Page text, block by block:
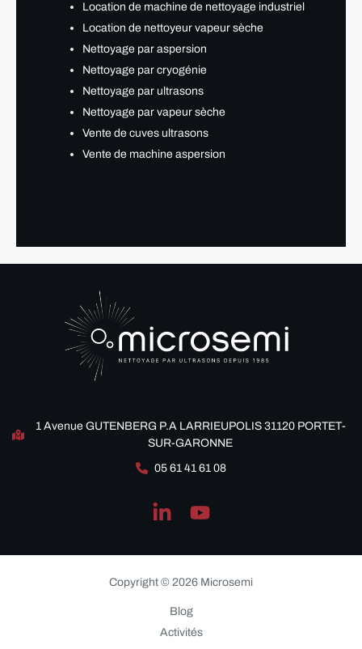
Location de machine de nettoyage industriel
Location de nettoyeur vapeur sèche
Nettoyage par aspersion
Nettoyage par cryogénie
Nettoyage par ultrasons
Nettoyage par vapeur sèche
Vente de cuves ultrasons
Vente de machine aspersion
1 Avenue GUTENBERG P.A LARRIEUPOLIS 31120 PORTET-
SUR-GARONNE
05 61 41 61 08
Copyright © 2026 Microsemi
Blog
Activités